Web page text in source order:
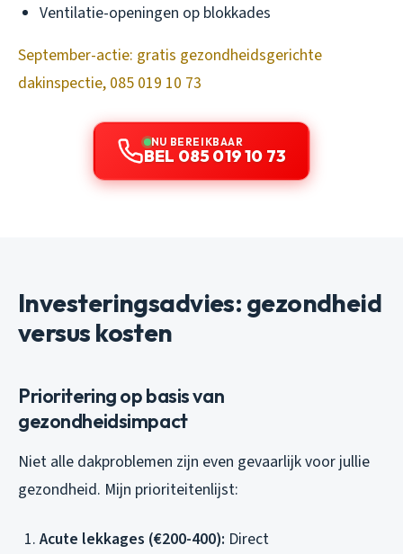
Ventilatie-openingen op blokkades
September-actie: gratis gezondheidsgerichte
dakinspectie, 085 019 10 73
NU BEREIKBAAR
BEL 085 019 10 73
Investeringsadvies: gezondheid
versus kosten
Prioritering op basis van
gezondheidsimpact
Niet alle dakproblemen zijn even gevaarlijk voor jullie
gezondheid. Mijn prioriteitenlijst:
Acute lekkages (€200-400): Direct